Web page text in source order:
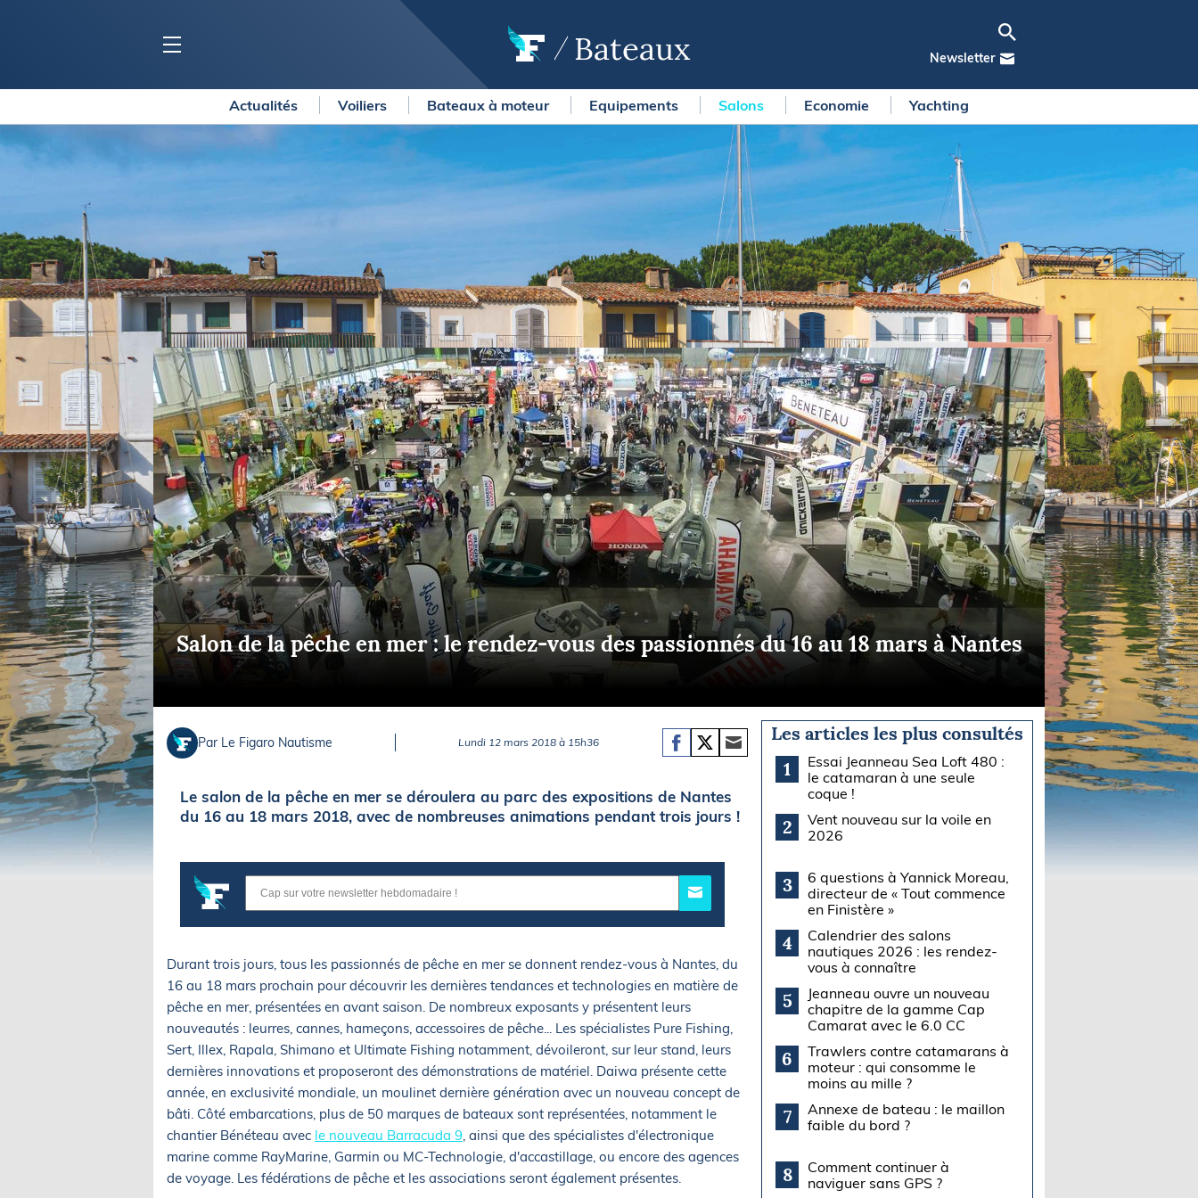
Bateaux Newsletter
BLOC MARINE
Ports
rédaction
Application Bloc Marine
Règlementation
BATEAUX
Voiliers
Bateaux à moteur
Equipements
Salons
Economie
Yachting
COURSES
Courses au large
Régates
Arkea Ultim Challenge
Route du Rhum - Destination
Guadeloupe
Transat Café l'Or
America's Cup
LOISIRS
Pêche en mer
Plongée
Glisse
LIFESTYLE
Shopping
Gastronomie
Blogs
SERVICES
Nos magazines
La newsletter
METEO CONSULT Marine
Briefings
FLASH INFO
Actualités Voiliers Bateaux à moteur Equipements Salons Economie Yachting
Salon de la pêche en mer : le rendez-vous des passionnés du 16 au 18 mars à Nantes
Par Le Figaro Nautisme Lundi 12 mars 2018 à 15h36
Le salon de la pêche en mer se déroulera au parc des expositions de Nantes
du 16 au 18 mars 2018, avec de nombreuses animations pendant trois jours !
Durant trois jours, tous les passionnés de pêche en mer se donnent rendez-vous à Nantes, du
16 au 18 mars prochain pour découvrir les dernières tendances et technologies en matière de
pêche en mer, présentées en avant saison. De nombreux exposants y présentent leurs
nouveautés : leurres, cannes, hameçons, accessoires de pêche... Les spécialistes Pure Fishing,
Sert, Illex, Rapala, Shimano et Ultimate Fishing notamment, dévoileront, sur leur stand, leurs
dernières innovations et proposeront des démonstrations de matériel. Daiwa présente cette
année, en exclusivité mondiale, un moulinet dernière génération avec un nouveau concept de
bâti. Côté embarcations, plus de 50 marques de bateaux sont représentées, notamment le
chantier Bénéteau avec le nouveau Barracuda 9, ainsi que des spécialistes d'électronique
marine comme RayMarine, Garmin ou MC-Technologie, d'accastillage, ou encore des agences
de voyage. Les fédérations de pêche et les associations seront également présentes.
Les articles les plus consultés
1
Essai Jeanneau Sea Loft 480 :
le catamaran à une seule
coque !
2
Vent nouveau sur la voile en
2026
3
6 questions à Yannick Moreau,
directeur de « Tout commence
en Finistère »
4
Calendrier des salons
nautiques 2026 : les rendez-
vous à connaître
5
Jeanneau ouvre un nouveau
chapitre de la gamme Cap
Camarat avec le 6.0 CC
6
Trawlers contre catamarans à
moteur : qui consomme le
moins au mille ?
7
Annexe de bateau : le maillon
faible du bord ?
8
Comment continuer à
naviguer sans GPS ?